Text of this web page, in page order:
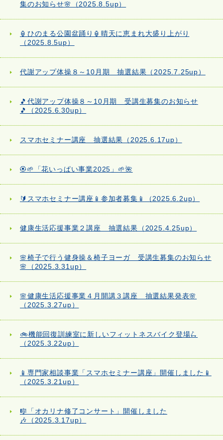
集のお知らせ🌸（2025.8.5up）
🏮ひのまる公園盆踊り🏮晴天に恵まれ大盛り上がり
（2025.8.5up）
代謝アップ体操８～10月期 抽選結果（2025.7.25up）
🎵代謝アップ体操８～10月期 受講生募集のお知らせ
🎵（2025.6.30up）
スマホセミナー講座 抽選結果（2025.6.17up）
🏵️🌱「花いっぱい事業2025」🌱🌺
🔰スマホセミナー講座📱参加者募集📱（2025.6.2up）
健康生活応援事業２講座 抽選結果（2025.4.25up）
🌸椅子で行う健身操＆椅子ヨーガ 受講生募集のお知らせ
🌸（2025.3.31up）
🌸健康生活応援事業４月開講３講座 抽選結果発表🌸
（2025.3.27up）
🚲機能回復訓練室に新しいフィットネスバイク登場🛴
（2025.3.22up）
📱専門家相談事業「スマホセミナー講座」開催しました📱
（2025.3.21up）
🎼「オカリナ修了コンサート」開催しました
🎶（2025.3.17up）